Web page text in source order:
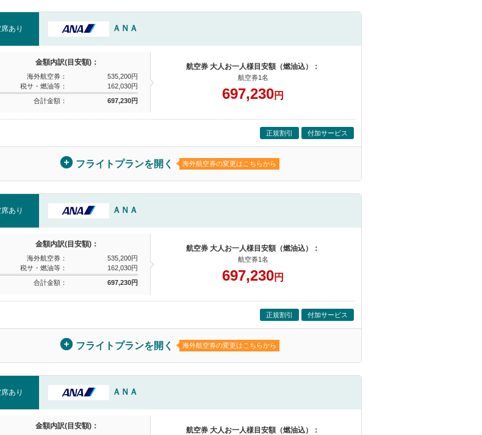
あり ＡＮＡ
金額内訳(目安額)：
海外航空券：
535,200円
税サ・燃油等：
162,030円
合計金額：
697,230円
航空券 大人お一人様目安額（燃油込）：
航空券1名
697,230円
正規割引 付加サービス
フライトプランを開く 海外航空券の変更はこちらから
あり ＡＮＡ
金額内訳(目安額)：
海外航空券：
535,200円
税サ・燃油等：
162,030円
合計金額：
697,230円
航空券 大人お一人様目安額（燃油込）：
航空券1名
697,230円
正規割引 付加サービス
フライトプランを開く 海外航空券の変更はこちらから
あり ＡＮＡ
金額内訳(目安額)： 航空券 大人お一人様目安額（燃油込）：